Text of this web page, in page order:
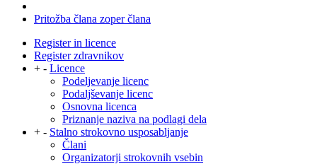
Pritožba člana zoper člana
Register in licence
Register zdravnikov
+ - Licence
Podeljevanje licenc
Podaljševanje licenc
Osnovna licenca
Priznanje naziva na podlagi dela
+ - Stalno strokovno usposabljanje
Člani
Organizatorji strokovnih vsebin